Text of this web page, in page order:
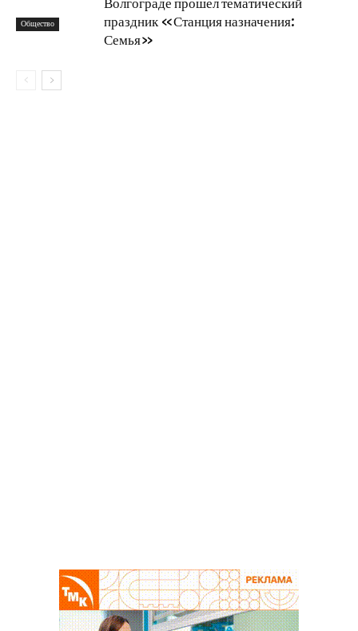
Общество
праздник «Станция назначения:
Семья»